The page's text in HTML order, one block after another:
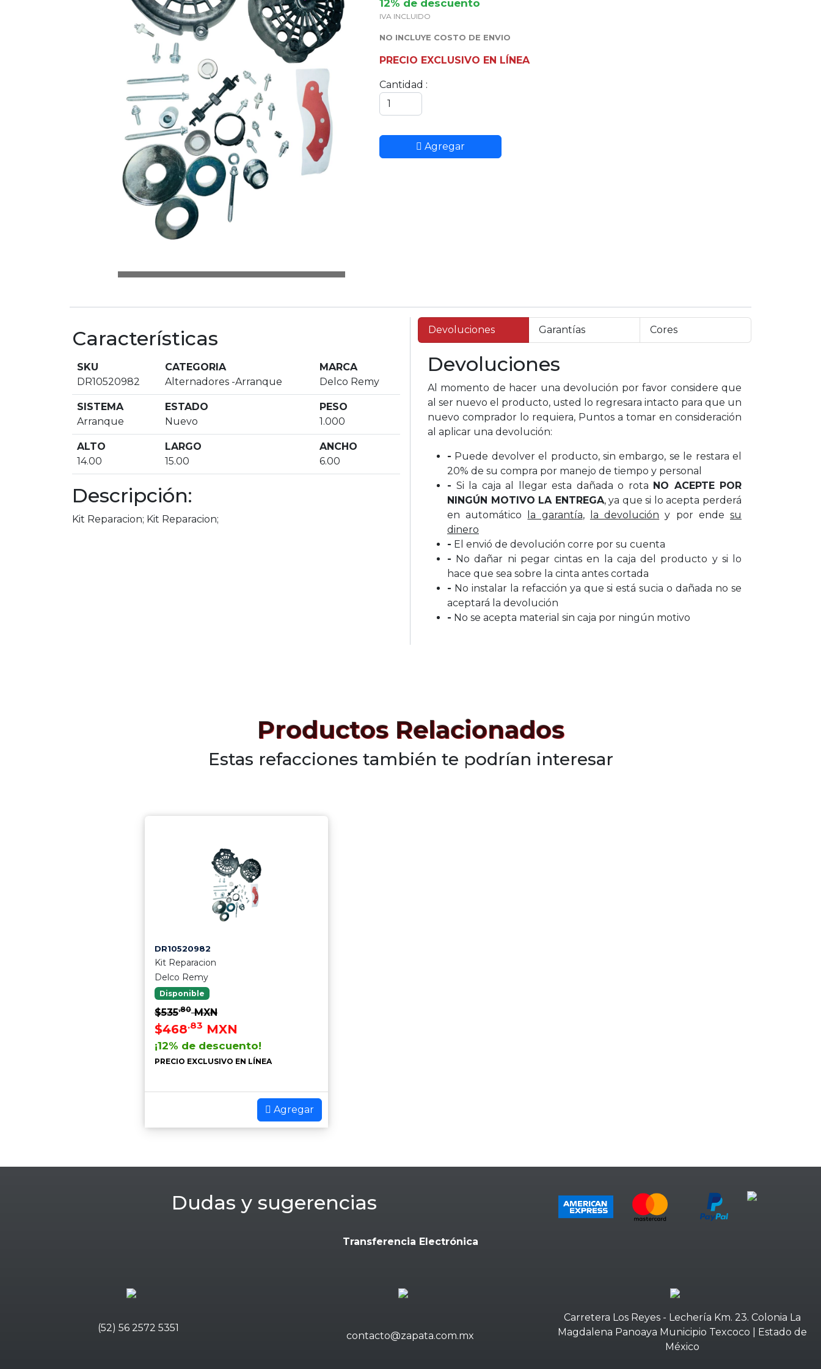
12% de descuento
IVA INCLUIDO
NO INCLUYE COSTO DE ENVIO
PRECIO EXCLUSIVO EN LÍNEA
Cantidad :
Agregar
Características
SKU
DR10520982
CATEGORIA
Alternadores -Arranque
MARCA
Delco Remy
SISTEMA
Arranque
ESTADO
Nuevo
PESO
1.000
ALTO
14.00
LARGO
15.00
ANCHO
6.00
Descripción:
Kit Reparacion; Kit Reparacion;
Devoluciones Garantías Cores
Devoluciones
Al momento de hacer una devolución por favor considere que
al ser nuevo el producto, usted lo regresara intacto para que un
nuevo comprador lo requiera, Puntos a tomar en consideración
al aplicar una devolución:
- Puede devolver el producto, sin embargo, se le restara el
20% de su compra por manejo de tiempo y personal
- Si la caja al llegar esta dañada o rota NO ACEPTE POR
NINGÚN MOTIVO LA ENTREGA, ya que si lo acepta perderá
en automático
la garantía, la devolución y por endesu
dinero
- El envió de devolución corre por su cuenta
- No dañar ni pegar cintas en la caja del producto y si lo
hace que sea sobre la cinta antes cortada
- No instalar la refacción ya que si está sucia o dañada no se
aceptará la devolución
- No se acepta material sin caja por ningún motivo
Productos Relacionados
Estas refacciones también te podrían interesar
DR10520982
Kit Reparacion
Delco Remy
Disponible
$535.80MXN
$468.83 MXN
¡12% de descuento!
PRECIO EXCLUSIVO EN LÍNEA
Agregar
Dudas y sugerencias
Transferencia Electrónica
(52) 56 2572 5351
contacto@zapata.com.mx
Carretera Los Reyes - Lechería Km. 23. Colonia La
Magdalena Panoaya Municipio Texcoco | Estado de
México